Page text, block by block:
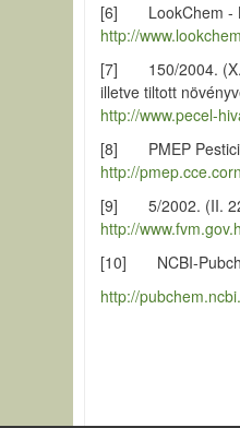
[6] LookChem -
http://
[7] 150/2004. (X.
illetve tiltott
http://www.pecel-
[8] PMEP
http://
[9] 5/2002. (II. 22.)
http://
[10] NCBI-
http://